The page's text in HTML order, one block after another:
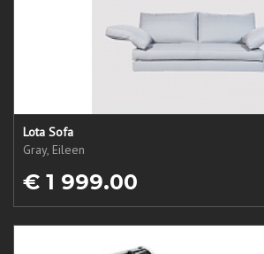
Lota Sofa
Gray, Eileen
€ 1 999.00